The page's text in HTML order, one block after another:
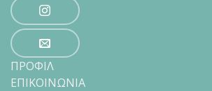
ΠΡΟΦΙΛ
ΕΠΙΚΟΙΝΩΝΙΑ